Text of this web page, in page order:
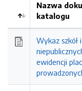
Nazwa
katalogu
Wykaz szkół
ewidencji